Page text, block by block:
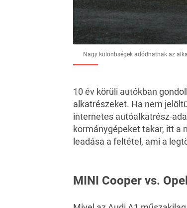
Nagy különbségek adódhatnak az
10 év körüli autókban
alkatrészeket. Ha nem
internetes autóalkatrész-
kormánygépeket takar, itt a
leadása a feltétel, ami a
MINI Cooper vs.